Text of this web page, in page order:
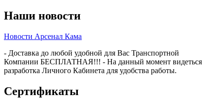
Наши новости
Новости Арсенал Кама
- Доставка до любой удобной для Вас Транспортной
Компании БЕСПЛАТНАЯ!!! - На данный момент видеться
разработка Личного Кабинета для удобства работы.
Сертификаты